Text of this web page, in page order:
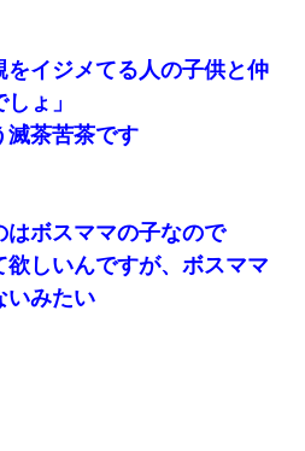
をイジメてる人の子供と仲
ょ」
滅茶苦茶です
はボスママの子なので
しいんですが、ボスママ
いみたい